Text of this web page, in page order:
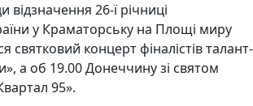
відзначення 26-ї річниці
у Краматорську на Площі миру
святковий концерт фіналістів талант-
а об 19.00 Донеччину зі святом
95».